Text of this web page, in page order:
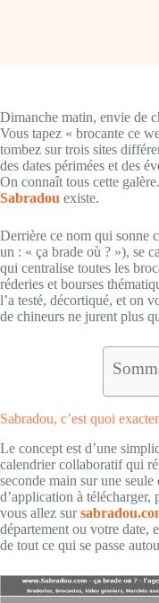
Dimanche matin, envie de
Vous tapez « brocante ce
tombez sur trois sites
des dates périmées et des
On connaît tous cette
Sabradou existe.
Derrière ce nom qui sonne
un : « ça brade où ? »), se
qui centralise toutes les
réderies et bourses
l’a testé, décortiqué, et on
de chineurs ne jurent plus
Sabradou, c’est quoi
Le concept est d’une
calendrier collaboratif qui
seconde main sur une
d’application à télécharger,
vous allez sur
département ou votre date,
de tout ce qui se passe